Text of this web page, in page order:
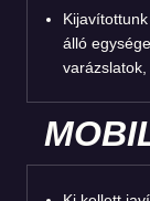
álló
varázslatok,